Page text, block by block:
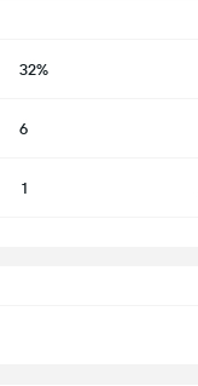
32%
6
1